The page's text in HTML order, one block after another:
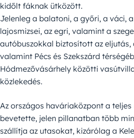
kidőlt fáknak ütközött.
Jelenleg a balatoni, a győri, a váci,
lajosmizsei, az egri, valamint a
autóbuszokkal biztosított az eljutás,
valamint Pécs és Szekszárd
Hódmezővásárhely közötti
közlekedés.
Az országos haváriaközpont a
bevetette, jelen pillanatban több
szállítja az utasokat, kizárólag a